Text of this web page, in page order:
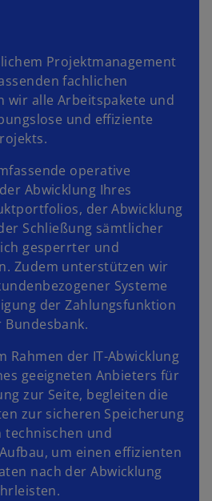
Projektmanagement
fachlichen
wir alle Arbeitspakete und
und effiziente
operative
Abwicklung Ihres
der Abwicklung
Schließung sämtlicher
gesperrter und
Zudem unterstützen wir
Systeme
der Zahlungsfunktion
Rahmen der IT-Abwicklung
geeigneten Anbieters für
zur Seite, begleiten die
zur sicheren Speicherung
technischen und
um einen effizienten
nach der Abwicklung